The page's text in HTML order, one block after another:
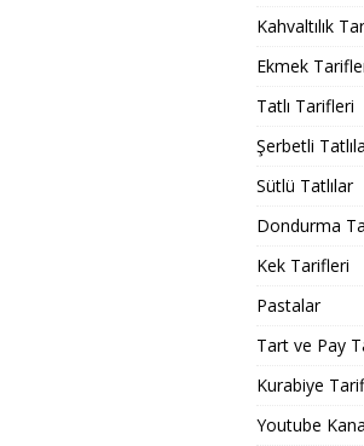
Kahvaltılık
Ekmek
Tatlı Tarifleri
Şerbetli
Sütlü Tatlılar
Dondurma
Kek Tarifleri
Pastalar
Tart ve Pay
Kurabiye
Youtube